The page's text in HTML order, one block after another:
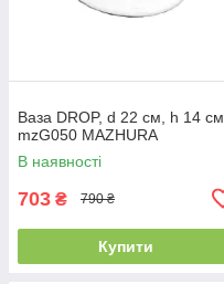
Ваза DROP, d 22 см, h 14 см
mzG050 MAZHURA
В наявності
703 ₴ 790 ₴
Купити